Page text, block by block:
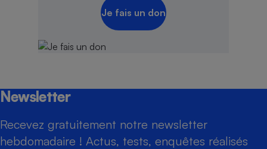
Je fais un don
Newsletter
Recevez gratuitement notre newsletter
hebdomadaire ! Actus, tests, enquêtes réalisés